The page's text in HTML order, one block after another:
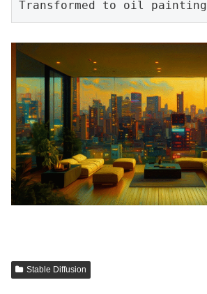
Transformed to oil painting
Stable Diffusion